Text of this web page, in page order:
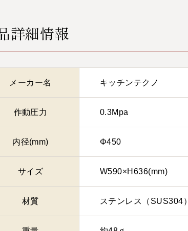
詳細情報
メーカー名 キッチンテクノ
作動圧力 0.3Mpa
内径(mm) Φ450
サイズ W590×H636(mm)
材質 ステンレス（SUS304）